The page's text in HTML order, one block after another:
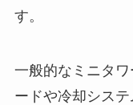
す。
一般的なミニタ
ードや冷却シス